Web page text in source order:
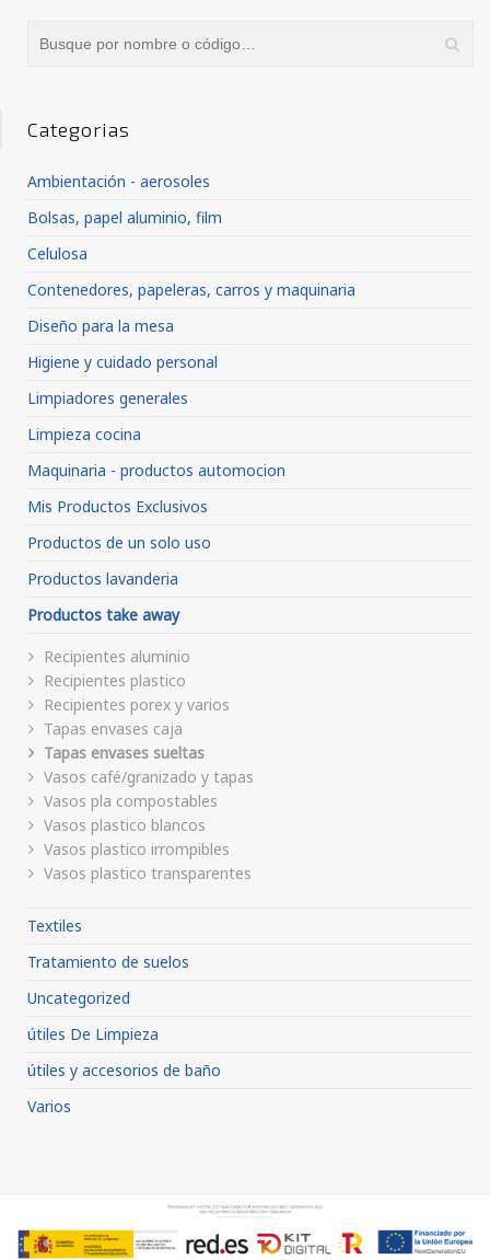
Categorias
Ambientación - aerosoles
Bolsas, papel aluminio, film
Celulosa
Contenedores, papeleras, carros y maquinaria
Diseño para la mesa
Higiene y cuidado personal
Limpiadores generales
Limpieza cocina
Maquinaria - productos automocion
Mis Productos Exclusivos
Productos de un solo uso
Productos lavanderia
Productos take away
Recipientes aluminio
Recipientes plastico
Recipientes porex y varios
Tapas envases caja
Tapas envases sueltas
Vasos café/granizado y tapas
Vasos pla compostables
Vasos plastico blancos
Vasos plastico irrompibles
Vasos plastico transparentes
Textiles
Tratamiento de suelos
Uncategorized
útiles De Limpieza
útiles y accesorios de baño
Varios